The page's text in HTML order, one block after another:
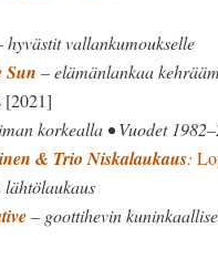
hyvästit vallankumoukselle
Sun – elämänlankaa
[2021]
korkealla • Vuodet
& Trio Niskalaukaus:
lähtölaukaus
– goottihevin